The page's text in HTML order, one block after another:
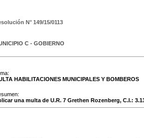
N° 149/15/0113
C - GOBIERNO
HABILITACIONES MUNICIPALES Y BOMBEROS
una multa de U.R. 7 Grethen Rozenberg, C.I.: